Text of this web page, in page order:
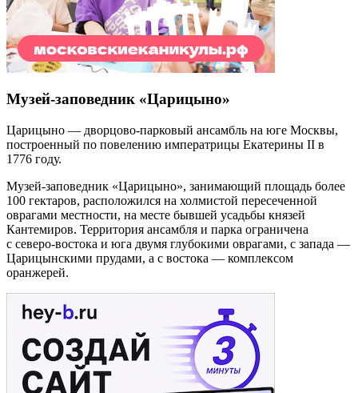
Музей-заповедник «Царицыно»